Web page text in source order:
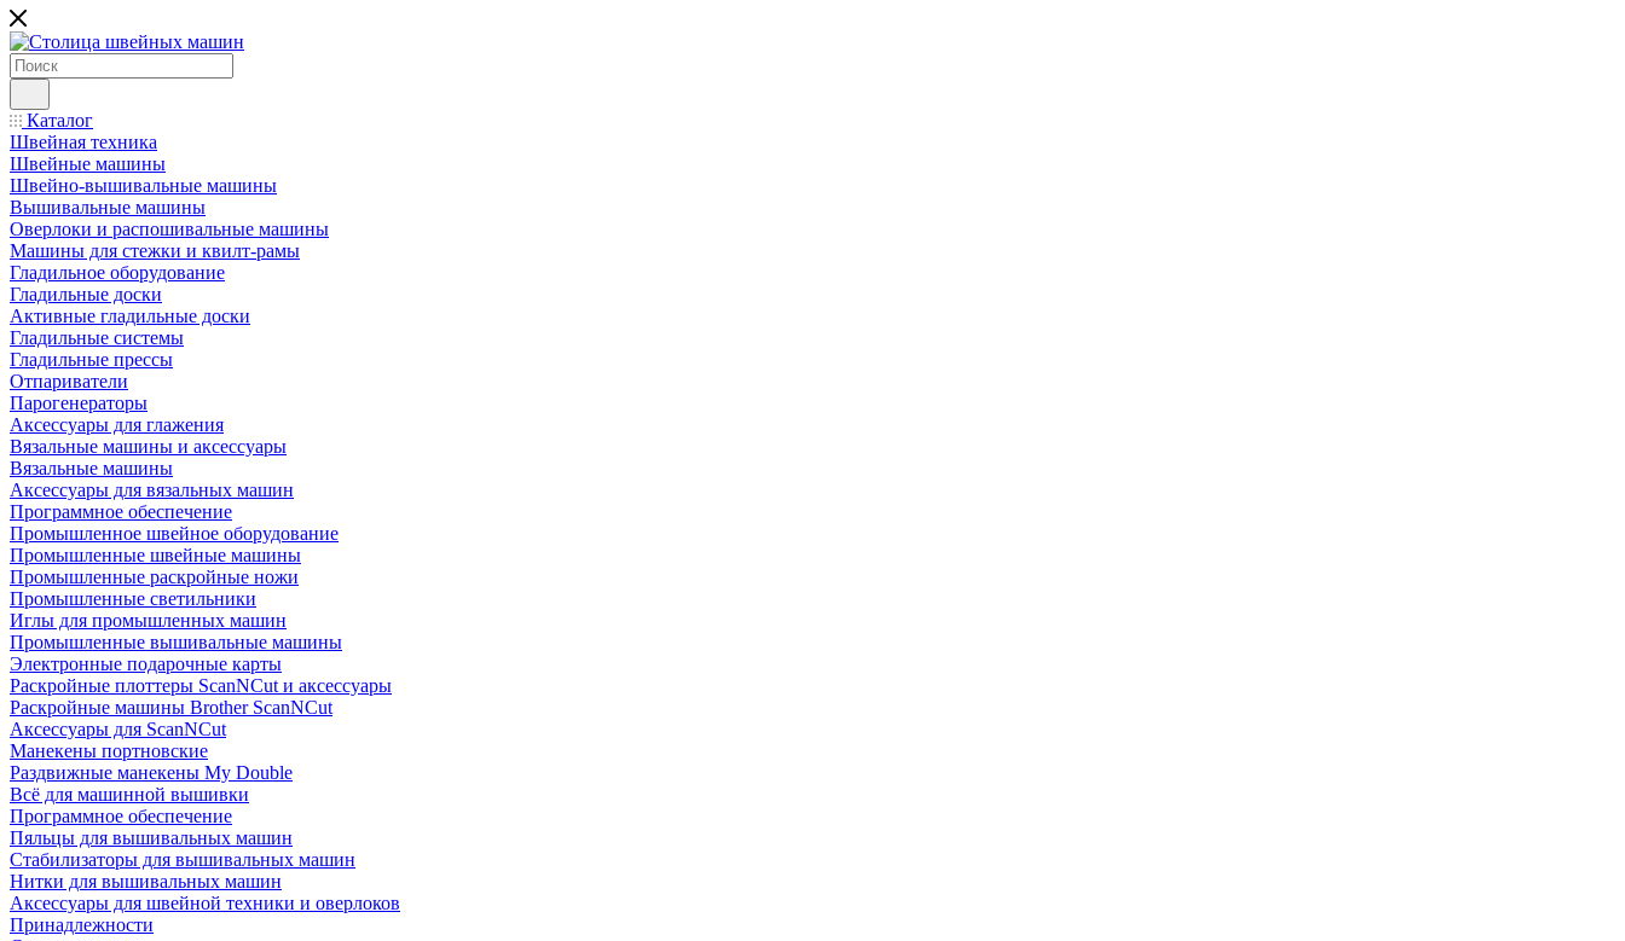
Каталог
Швейная техника
Швейные машины
Швейно-вышивальные машины
Вышивальные машины
Оверлоки и распошивальные машины
Машины для стежки и квилт-рамы
Гладильное оборудование
Гладильные доски
Активные гладильные доски
Гладильные системы
Гладильные прессы
Отпариватели
Парогенераторы
Аксессуары для глажения
Вязальные машины и аксессуары
Вязальные машины
Аксессуары для вязальных машин
Программное обеспечение
Промышленное швейное оборудование
Промышленные швейные машины
Промышленные раскройные ножи
Промышленные светильники
Иглы для промышленных машин
Промышленные вышивальные машины
Электронные подарочные карты
Раскройные плоттеры ScanNCut и аксессуары
Раскройные машины Brother ScanNCut
Аксессуары для ScanNCut
Манекены портновские
Раздвижные манекены My Double
Всё для машинной вышивки
Программное обеспечение
Пяльцы для вышивальных машин
Стабилизаторы для вышивальных машин
Нитки для вышивальных машин
Аксессуары для швейной техники и оверлоков
Принадлежности